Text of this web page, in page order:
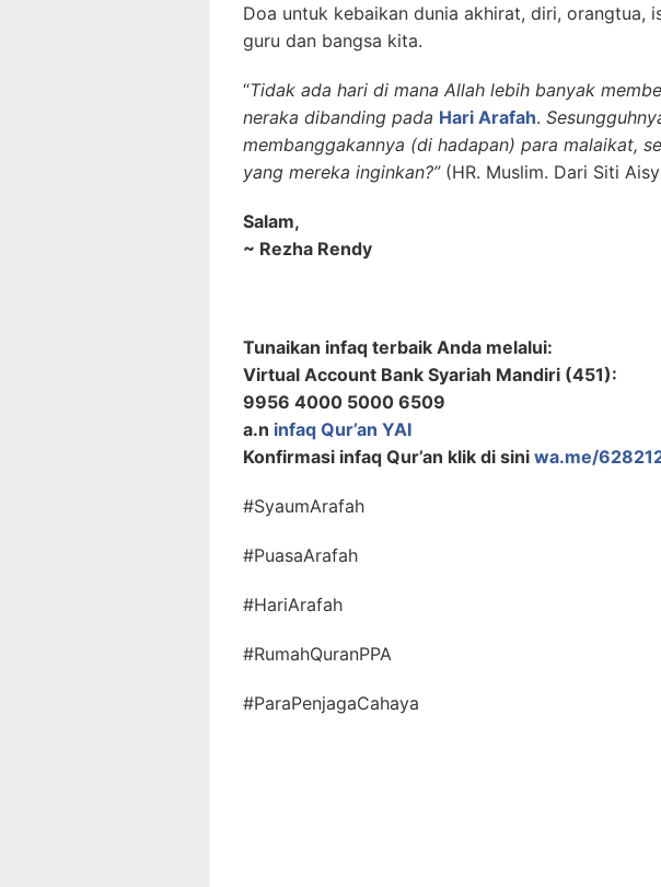
Doa untuk kebaikan dunia akhirat, diri, orangtua,
guru dan bangsa kita.
“Tidak ada hari di mana Allah lebih banyak
neraka dibanding pada Hari Arafah.
membanggakannya (di hadapan) para malaikat,
yang mereka inginkan?”(HR. Muslim. Dari Siti
Salam,
~ Rezha Rendy
Tunaikan infaq terbaik Anda melalui:
Virtual Account Bank Syariah Mandiri (451):
9956 4000 5000 6509
a.n infaq Qur’an YAI
Konfirmasi infaq Qur’an klik di sini wa.me/
#SyaumArafah
#PuasaArafah
#HariArafah
#RumahQuranPPA
#ParaPenjagaCahaya